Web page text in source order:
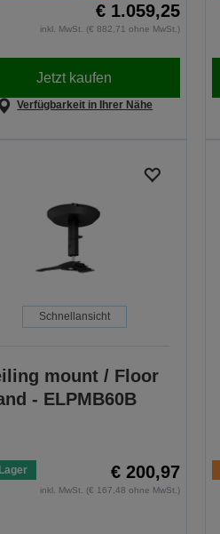
€ 1.059,25
inkl. MwSt. (€ 882,71 ohne MwSt.)
Jetzt kaufen
Verfügbarkeit in Ihrer Nähe
Schnellansicht
mount / Floor
- ELPMB60B
€ 200,97
inkl. MwSt. (€ 167,48 ohne MwSt.)